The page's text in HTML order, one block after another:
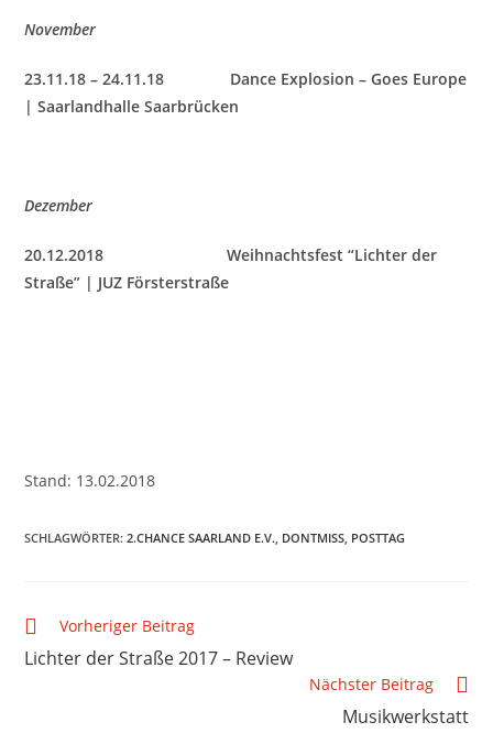
November
23.11.18 – 24.11.18 Dance Explosion – Goes Europe
| Saarlandhalle Saarbrücken
Dezember
20.12.2018
Weihnachtsfest “Lichter der
Straße” | JUZ Försterstraße
Stand: 13.02.2018
SCHLAGWÖRTER:2.CHANCE SAARLAND E.V. DONTMISS POSTTAG
Vorheriger Beitrag
Lichter der Straße 2017 – Review
Nächster Beitrag
Musikwerkstatt